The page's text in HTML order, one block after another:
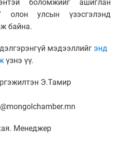
боломжийг ашиглан
олон улсын үзэсгэлэнд
байна.
мэдээллийг энд
үзнэ үү.
Э.Тамир
Менеджер